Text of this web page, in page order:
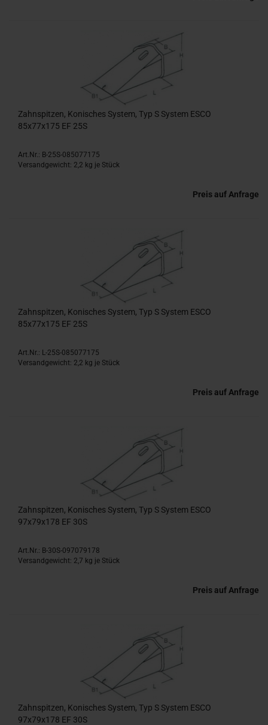
Zahnspitzen, Konisches System, Typ S System ESCO
85x77x175 EF 25S
Art.Nr.: B-25S-085077175
Versandgewicht: 2,2 kg je Stück
Preis auf Anfrage
Zahnspitzen, Konisches System, Typ S System ESCO
85x77x175 EF 25S
Art.Nr.: L-25S-085077175
Versandgewicht: 2,2 kg je Stück
Preis auf Anfrage
Zahnspitzen, Konisches System, Typ S System ESCO
97x79x178 EF 30S
Art.Nr.: B-30S-097079178
Versandgewicht: 2,7 kg je Stück
Preis auf Anfrage
Zahnspitzen, Konisches System, Typ S System ESCO
97x79x178 EF 30S